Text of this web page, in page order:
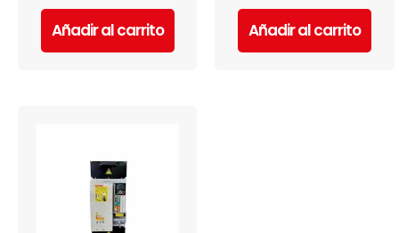
Añadir al carrito Añadir al carrito